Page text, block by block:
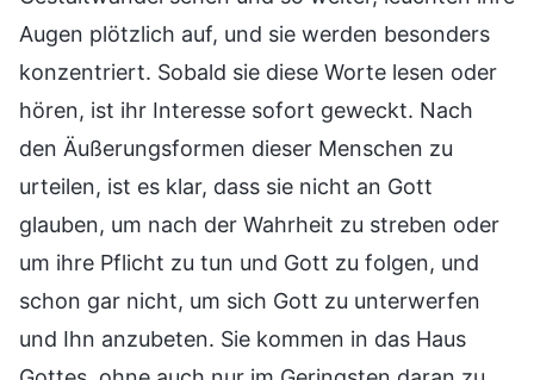
Augen plötzlich auf, und sie werden besonders
konzentriert. Sobald sie diese Worte lesen oder
hören, ist ihr Interesse sofort geweckt. Nach
den Äußerungsformen dieser Menschen zu
urteilen, ist es klar, dass sie nicht an Gott
glauben, um nach der Wahrheit zu streben oder
um ihre Pflicht zu tun und Gott zu folgen, und
schon gar nicht, um sich Gott zu unterwerfen
und Ihn anzubeten. Sie kommen in das Haus